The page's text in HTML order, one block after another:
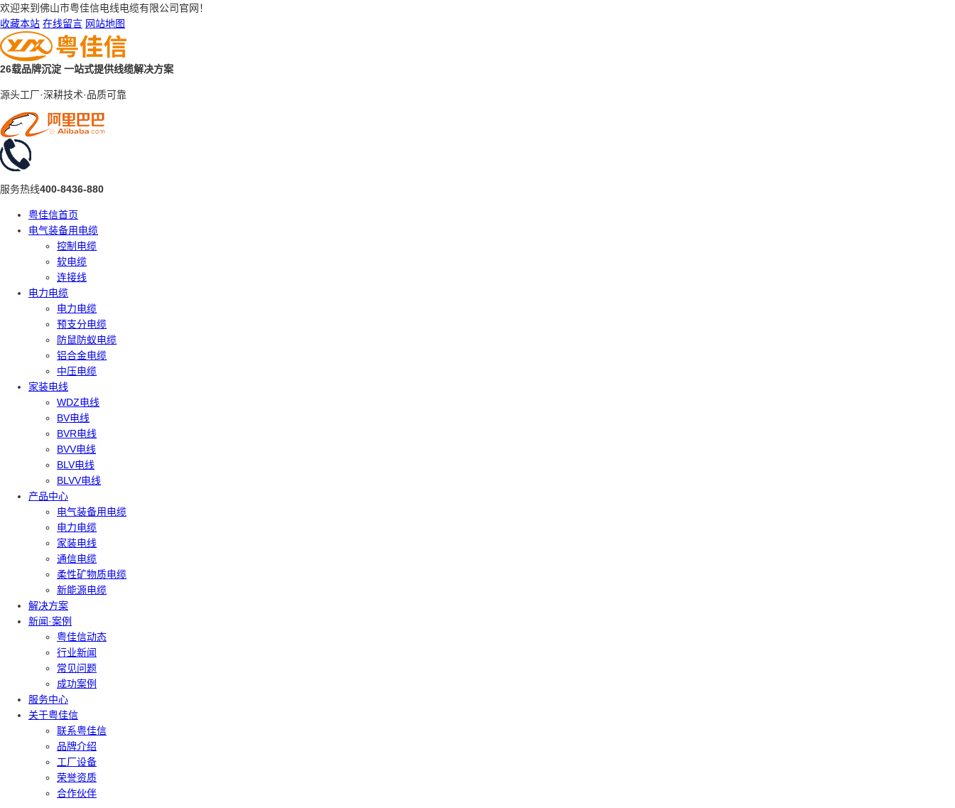
欢迎来到佛山市粤佳信电线电缆有限公司官网！
收藏本站 在线留言 网站地图
26载品牌沉淀 一站式提供线缆解决方案
源头工厂·深耕技术·品质可靠
服务热线400-8436-880
粤佳信首页
电气装备用电缆
控制电缆
软电缆
连接线
电力电缆
电力电缆
预支分电缆
防鼠防蚁电缆
铝合金电缆
中压电缆
家装电线
WDZ电线
BV电线
BVR电线
BVV电线
BLV电线
BLVV电线
产品中心
电气装备用电缆
电力电缆
家装电线
通信电缆
柔性矿物质电缆
新能源电缆
解决方案
新闻·案例
粤佳信动态
行业新闻
常见问题
成功案例
服务中心
关于粤佳信
联系粤佳信
品牌介绍
工厂设备
荣誉资质
合作伙伴